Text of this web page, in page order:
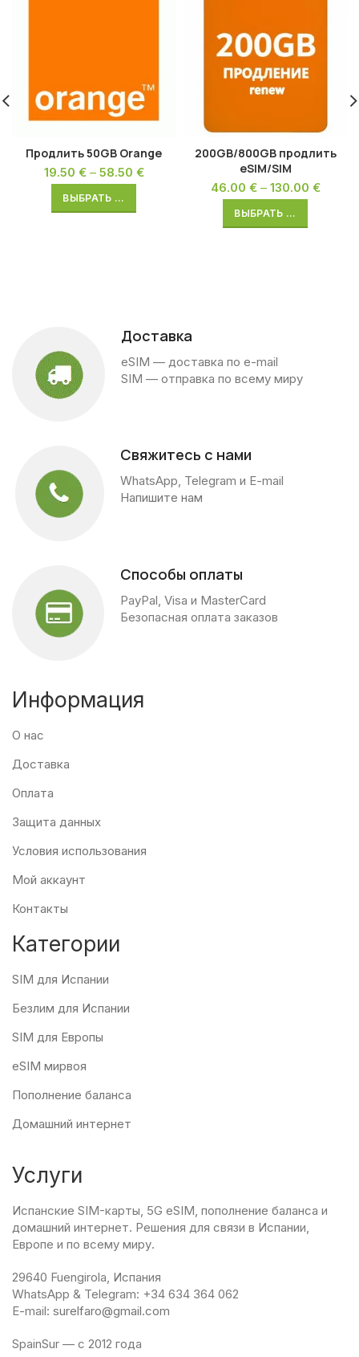
Продлить 50GB Orange
19.50 €– 58.50 €
ВЫБРАТЬ ...
200GB/800GB продлить
eSIM/SIM
46.00 €– 130.00 €
ВЫБРАТЬ ...
Доставка
eSIM — доставка по e-mail
SIM — отправка по всему миру
Свяжитесь с нами
WhatsApp, Telegram и E-mail
Напишите нам
Способы оплаты
PayPal, Visa и MasterCard
Безопасная оплата заказов
Информация
О нас
Доставка
Оплата
Защита данных
Условия использования
Мой аккаунт
Контакты
Категории
SIM для Испании
Безлим для Испании
SIM для Европы
eSIM мирвоя
Пополнение баланса
Домашний интернет
Услуги
Испанские SIM-карты, 5G eSIM, пополнение баланса и
домашний интернет. Решения для связи в Испании,
Европе и по всему миру.
29640 Fuengirola, Испания
WhatsApp & Telegram: +34 634 364 062
E-mail: surelfaro@gmail.com
SpainSur — с 2012 года